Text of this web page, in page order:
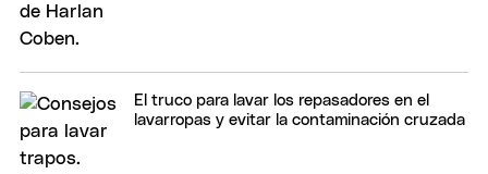
El truco para lavar los repasadores en el
lavarropas y evitar la contaminación cruzada